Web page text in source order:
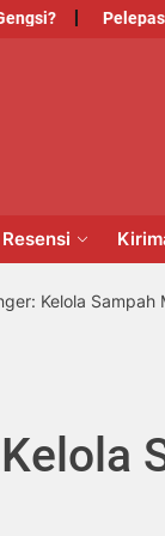
Pelepasan
Resensi
Kelola Sampah